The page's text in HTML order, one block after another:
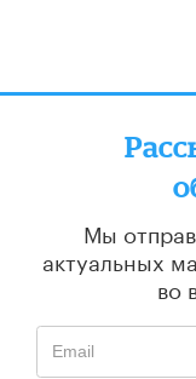
Мы
актуальных
во